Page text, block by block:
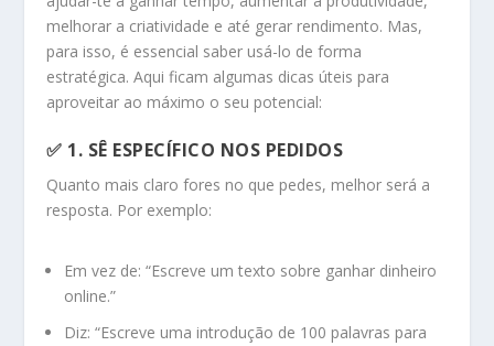
melhorar a criatividade e até gerar rendimento. Mas,
para isso, é essencial saber usá-lo de forma
estratégica. Aqui ficam algumas dicas úteis para
aproveitar ao máximo o seu potencial:
✅ 1. SÊ ESPECÍFICO NOS PEDIDOS
Quanto mais claro fores no que pedes, melhor será a
resposta. Por exemplo:
Em vez de: “Escreve um texto sobre ganhar dinheiro
online.”
Diz: “Escreve uma introdução de 100 palavras para